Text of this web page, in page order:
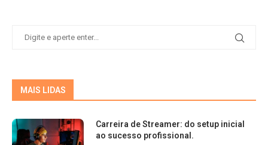
MAIS LIDAS
Carreira de Streamer: do setup inicial
ao sucesso profissional.